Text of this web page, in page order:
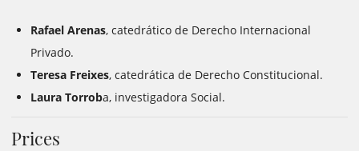
Rafael Arenas, catedrático de Derecho Internacional
Privado.
Teresa Freixes, catedrática de Derecho Constitucional.
Laura Torroba, investigadora Social.
Prices